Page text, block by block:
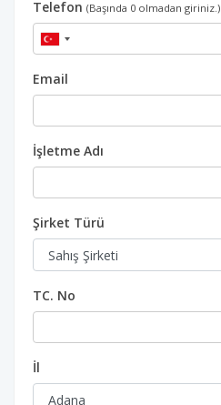
Telefon (Başında 0 olmadan giriniz.)
Email
İşletme Adı
Şirket Türü
TC. No
İl